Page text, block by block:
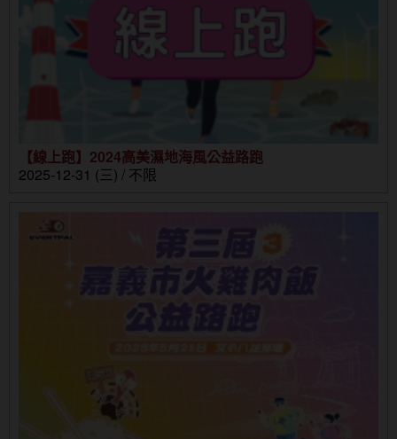
【線上跑】2024高美濕地海風公益路跑
2025-12-31 (三) / 不限